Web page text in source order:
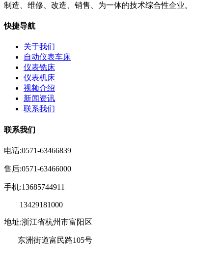
制造、维修、改造、销售、为一体的技术综合性企业。
快捷导航
关于我们
自动仪表车床
仪表铣床
仪表机床
视频介绍
新闻资讯
联系我们
联系我们
电话:0571-63466839
售后:0571-63466000
手机:13685744911
13429181000
地址:浙江省杭州市富阳区
东洲街道富民路105号